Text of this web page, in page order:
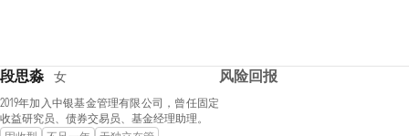
段思淼 女
2019年加入中银基金管理有限公司，曾任固定
收益研究员、债券交易员、基金经理助理。
风险回报